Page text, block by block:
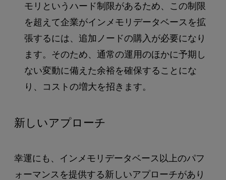
モリというハード制限があるため、この制限
を超えて企業がインメモリデータベースを拡
張するには、追加ノードの購入が必要になり
ます。そのため、通常の運用のほかに予期し
ない変動に備えた余裕を確保することにな
り、コストの増大を招きます。
新しいアプローチ
幸運にも、インメモリデータベース以上のパフ
ォーマンスを提供する新しいアプローチがあり